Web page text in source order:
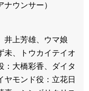
ウンサー）
井上芳雄、ウマ娘
未、トウカイテイオ
：大橋彩香、ダイタ
ヤモンド役：立花日